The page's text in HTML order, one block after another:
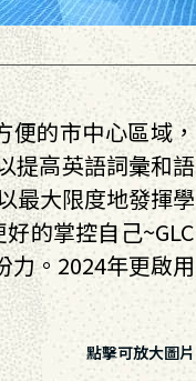
便的市中心區域，
提⾼英語詞彙和語
最⼤限度地發揮學
的掌控自己~GLC
力。2024年更啟用
點擊可放大圖片